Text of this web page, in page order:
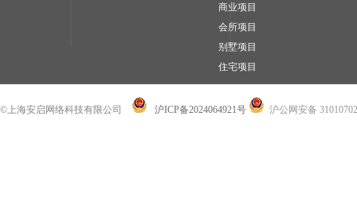
商业项目
会所项目
别墅项目
住宅项目
©上海安启网络科技有限公司 沪ICP备2024064921号 沪公网安备